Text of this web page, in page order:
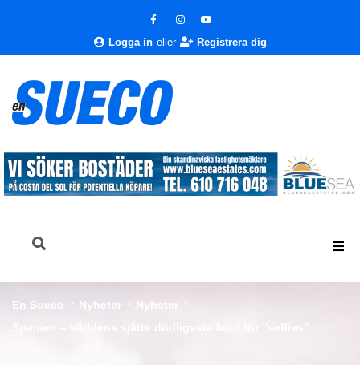
Logga in eller Registrera dig
En Sueco Nyheter
Nyheter